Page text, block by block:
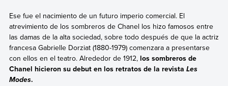
Ese fue el nacimiento de un futuro imperio comercial. El
atrevimiento de los sombreros de Chanel los hizo famosos entre
las damas de la alta sociedad, sobre todo después de que la actriz
francesa Gabrielle Dorziat (1880-1979) comenzara a presentarse
con ellos en el teatro. Alrededor de 1912, los sombreros de
Chanel hicieron su debut en los retratos de la revista Les
Modes.